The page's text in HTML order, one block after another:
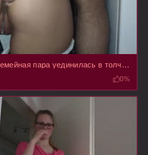
В городе Орлов семейная пара уединилась в толчке, из-за внезапного приезда тещи
0%